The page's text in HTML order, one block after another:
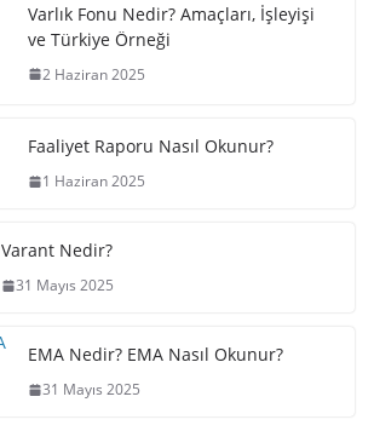
Varlık Fonu Nedir? Amaçları, İşleyişi
ve Türkiye Örneği
2 Haziran 2025
Faaliyet Raporu Nasıl Okunur?
1 Haziran 2025
Varant Nedir?
31 Mayıs 2025
EMA Nedir? EMA Nasıl Okunur?
31 Mayıs 2025